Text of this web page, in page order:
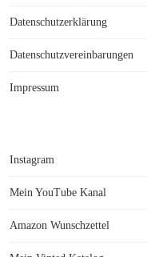
Datenschutzerklärung
Datenschutzvereinbarungen
Impressum
Instagram
Mein YouTube Kanal
Amazon Wunschzettel